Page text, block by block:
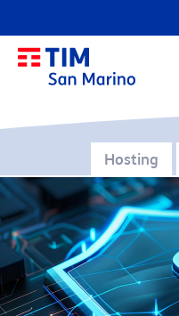
Hosting